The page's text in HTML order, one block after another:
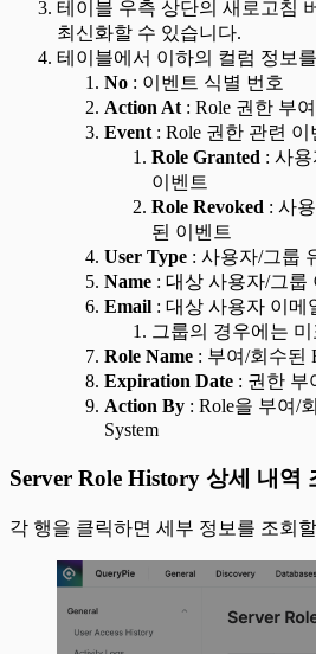
테이블 우측 상단의 새로고침
최신화할 수 있습니다.
테이블에서 이하의 컬럼 정보
No : 이벤트 식별 번호
Action At : Role 권한 부
Event : Role 권한 관련 이
Role Granted : 사
이벤트
Role Revoked : 사
된 이벤트
User Type : 사용자/그룹
Name : 대상 사용자/그룹
Email : 대상 사용자 이메
그룹의 경우에는
Role Name : 부여/회수된
Expiration Date : 권한 부
Action By : Role을 부여/
System
Server Role History 상세 내역
각 행을 클릭하면 세부 정보를 조회